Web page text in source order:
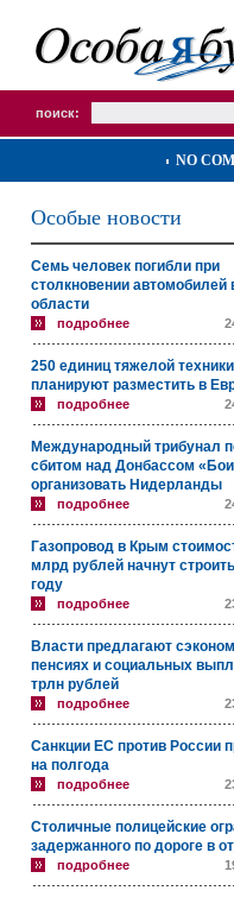
поиск:
NO
Особые новости
Семь человек погибли при
столкновении автомобилей
области
подробнее
250 единиц тяжелой техники
планируют разместить в
подробнее
Международный трибунал
сбитом над Донбассом
организовать Нидерланды
подробнее
Газопровод в Крым
млрд рублей начнут
году
подробнее
Власти предлагают
пенсиях и социальных
трлн рублей
подробнее
Санкции ЕС против России
на полгода
подробнее
Столичные полицейские
задержанного по дороге в
подробнее